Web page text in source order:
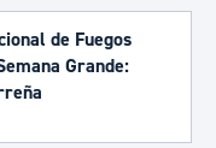
de Fuegos
Grande: